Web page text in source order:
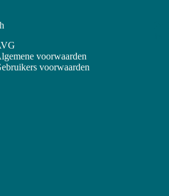
voorwaarden
voorwaarden